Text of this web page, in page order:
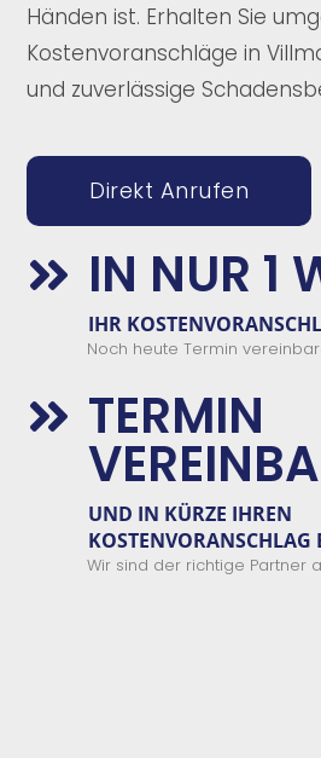
Händen ist. Erhalten Sie
Kostenvoranschläge in
und zuverlässige
Direkt Anrufen
 IN NUR 1
IHR
Noch heute Termin
 TERMIN
UND IN KÜRZE IHREN
KOSTENVORANSCHLAG
Wir sind der richtige Partner